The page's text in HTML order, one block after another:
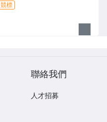
競標
聯絡我們
人才招募